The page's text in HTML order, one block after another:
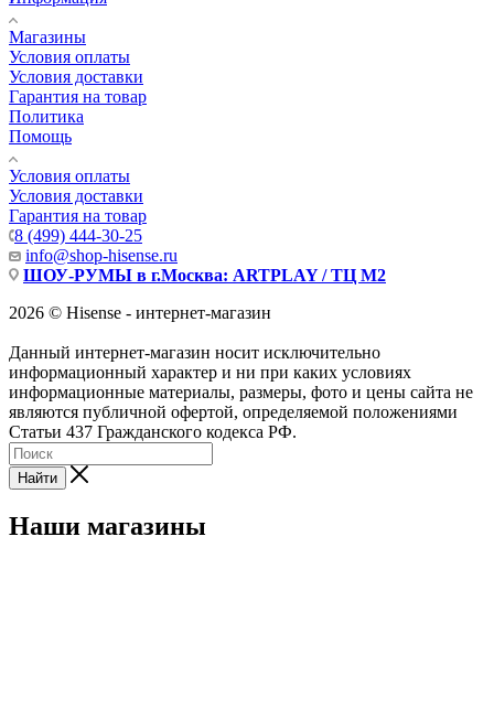
Магазины
Условия оплаты
Условия доставки
Гарантия на товар
Политика
Помощь
Условия оплаты
Условия доставки
Гарантия на товар
8 (499) 444-30-25
info@shop-hisense.ru
ШОУ-РУМЫ в г.Москва: ARTPLAY / ТЦ М2
2026 © Hisense - интернет-магазин
Данный интернет-магазин носит исключительно
информационный характер и ни при каких условиях
информационные материалы, размеры, фото и цены сайта не
являются публичной офертой, определяемой положениями
Статьи 437 Гражданского кодекса РФ.
Найти
Наши магазины